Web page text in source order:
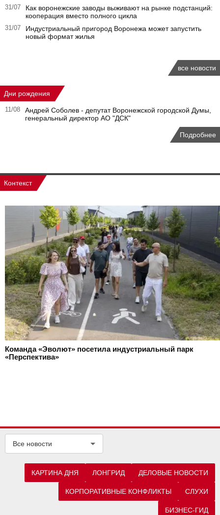
31/07
Как воронежские заводы выживают на рынке подстанций:
кооперация вместо полного цикла
31/07
Индустриальный пригород Воронежа может запустить
новый формат жилья
все новости
Дни рождения
11/08
Андрей Соболев - депутат Воронежской городской Думы,
генеральный директор АО "ДСК"
Подробнее
Контекст
Команда «Эволют» посетила индустриальный парк
«Перспектива»
Все новости
КАРТИНА ДНЯ ЛОНГРИД ДЕЛОВЫЕ НОВОСТИ
КОРПОРАТИВНЫЕ КОНФЛИКТЫ СЛУХИ
БИЗНЕС-ГИД